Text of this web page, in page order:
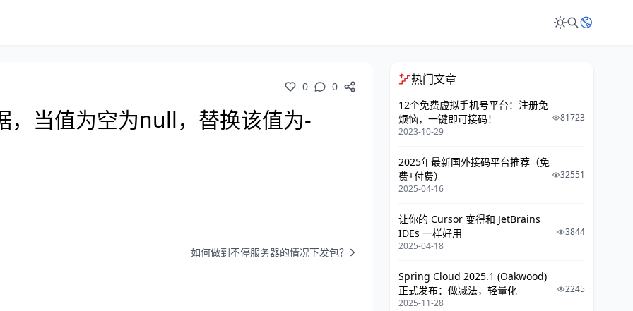
0 0
当值为空为null，替换该值为-
如何做到不停服务器的情况下发包？
热门文章
12个免费虚拟手机号平台：注册免
烦恼，一键即可接码！
2023-10-29
81723
2025年最新国外接码平台推荐（免
费+付费）
2025-04-16
32551
让你的 Cursor 变得和 JetBrains
IDEs 一样好用
2025-04-18
3844
Spring Cloud 2025.1 (Oakwood)
正式发布：做减法，轻量化
2025-11-28
2245